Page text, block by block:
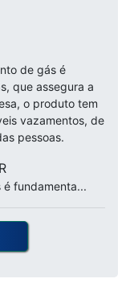
de gás é
que assegura a
o produto tem
vazamentos, de
pessoas.
é fundamenta...